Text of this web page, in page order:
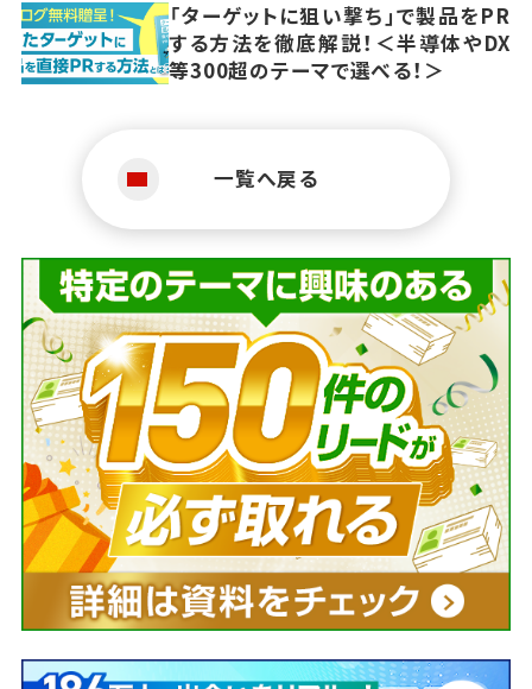
「ターゲットに狙い撃ち」で製品をPR
する方法を徹底解説！＜半導体やDX
等300超のテーマで選べる！＞
一覧へ戻る